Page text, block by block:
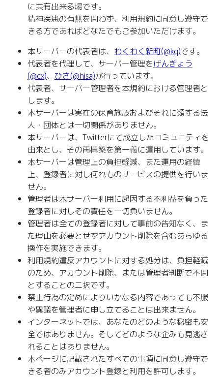
に共有出来る場です。
精神疾患の有無を問わず、利用規約に同意し遵守で
きる方であればどなたでもご参加いただけます。
本サーバーの代表者は、 わくわく新町(@kq)です。
代表者を代理して、サーバー管理をげんぎょう
(@cx)、 ひさ(@hisa)が行っています。
代表者、サーバー管理者を本規約における管理者と
します。
本サーバーは実在の保育施設およびそれに類する法
人・団体とは一切関係がありません。
本サーバーは、Twitterにて成立したコミュニティを
由来とし、その再構築を第一義に運用しています。
本サーバーは管理上の負担軽減、また運用の経緯
上、登録者に対し何れものサービスの提供を行いま
せん。
管理者は本サーバー利用に起因する不利益を負った
登録者に対しその責任を一切負いません。
管理者は全ての登録者に対して事前の告知なく、ま
た理由を必要とせずアカウント削除を含むあらゆる
操作を実施できます。
利用規約違反アカウントに対する処分は、負担軽減
のため、アカウント削除、または管理者判断で不問
とすることの二択です。
禁止行為の定めによりいかなる内容であっても不服
や異議を管理者に申し立てることは出来ません。
インターネットでは、あなたのどのような秘密も安
全ではありません。そしてどのような企みも見逃さ
れることはありません。
本ページに記載されたすべての事項に同意し遵守で
きる者のみアカウント登録と利用を許可します。